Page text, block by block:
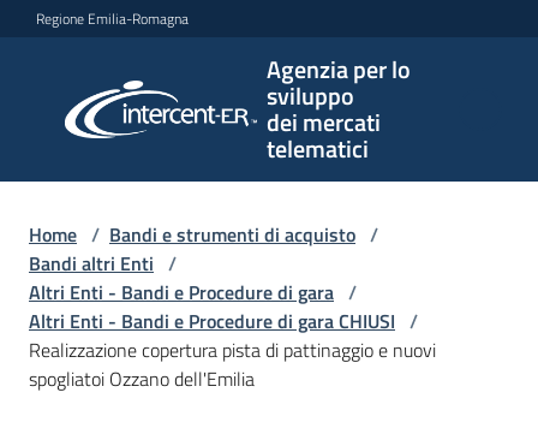
Vai al contenuto
Vai alla navigazione
Vai al footer
Regione Emilia-Romagna
Agenzia per lo
sviluppo
dei mercati
telematici
per lo
sviluppo
telematici
L'Agenzia
Home / Bandi e strumenti di acquisto /
Bandi altri Enti /
Altri Enti - Bandi e Procedure di gara /
Altri Enti - Bandi e Procedure di gara CHIUSI /
Realizzazione copertura pista di pattinaggio e nuovi
spogliatoi Ozzano dell'Emilia